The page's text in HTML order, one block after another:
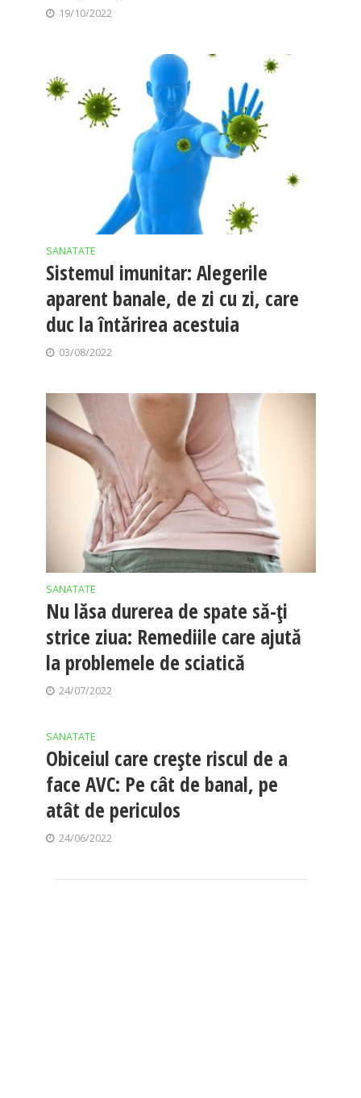
19/10/2022
SANATATE
Sistemul imunitar: Alegerile
aparent banale, de zi cu zi, care
duc la întărirea acestuia
03/08/2022
SANATATE
Nu lăsa durerea de spate să-ți
strice ziua: Remediile care ajută
la problemele de sciatică
24/07/2022
SANATATE
Obiceiul care crește riscul de a
face AVC: Pe cât de banal, pe
atât de periculos
24/06/2022